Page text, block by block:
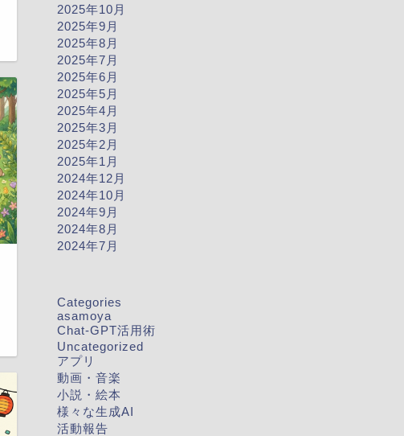
2025年10月
2025年9月
2025年8月
2025年7月
2025年6月
2025年5月
2025年4月
2025年3月
2025年2月
2025年1月
2024年12月
2024年10月
2024年9月
2024年8月
2024年7月
Categories
asamoya
Chat-GPT活用術
Uncategorized
アプリ
動画・音楽
小説・絵本
様々な生成AI
活動報告